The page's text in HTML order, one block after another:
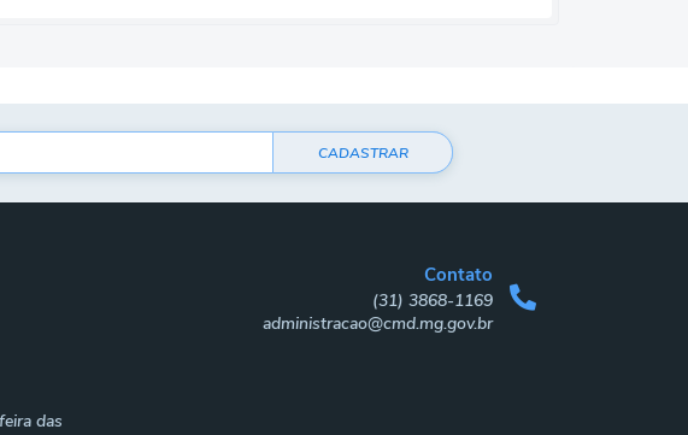
CADASTRAR
Contato
(31) 3868-1169
administracao@cmd.mg.gov.br
das